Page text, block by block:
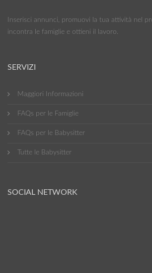
Inserisci annunci, promuovi la tua attività nel
incontra le famiglie e ottieni il lavoro.
SERVIZI
Maggiori Informazioni
FAQs per le Famiglie
FAQs per le Babysitter
Tutte le Babysitter
SOCIAL NETWORK